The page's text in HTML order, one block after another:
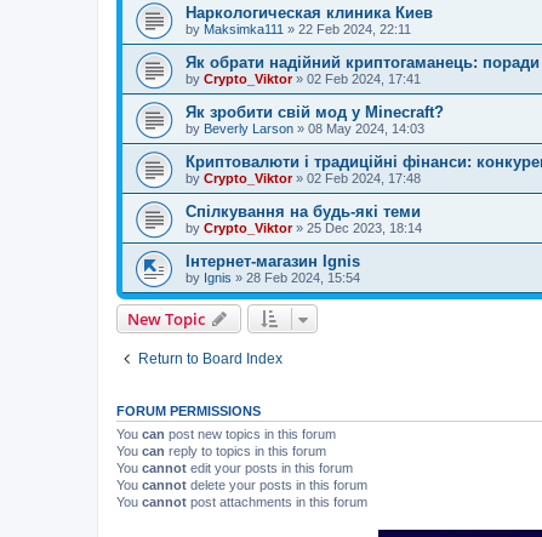
Наркологическая клиника Киев
by Maksimka111 » 22 Feb 2024, 22:11
Як обрати надійний криптогаманець: поради
by Crypto_Viktor» 02 Feb 2024, 17:41
Як зробити свій мод у Minecraft?
by Beverly Larson » 08 May 2024, 14:03
Криптовалюти і традиційні фінанси:
by Crypto_Viktor» 02 Feb 2024, 17:48
Спілкування на будь-які теми
by Crypto_Viktor» 25 Dec 2023, 18:14
Інтернет-магазин Ignis
by Ignis » 28 Feb 2024, 15:54
New Topic
Return to Board Index
FORUM PERMISSIONS
You can post new topics in this forum
You can reply to topics in this forum
You cannot edit your posts in this forum
You cannot delete your posts in this forum
You cannot post attachments in this forum